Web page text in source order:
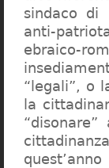
sindaco di
anti-
ebraico-
“legali”, o
la